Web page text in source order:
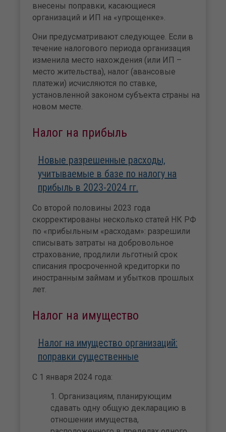
внесены поправки, касающиеся
организаций и ИП на «упрощенке».
Они предусматривают следующее. Если в
течение налогового периода организация
изменила место нахождения (или ИП –
место жительства), налог (авансовые
платежи) исчисляются по ставке,
установленной законом субъекта страны на
новом месте.
Налог на прибыль
Новые разрешенные расходы,
учитываемые в базе по налогу на
прибыль в 2023-2024 гг.
Со второй половины 2023 года
скорректированы несколько статей НК РФ
по «прибыльным «расходам»: разрешили
списывать затраты на добровольное
страхование, продлили льготный срок
списания просроченной кредиторки по
иностранным займам и убытков прошлых
лет.
Налог на имущество
Налог на имущество организаций:
поправки существенные
С 1 января 2024 года:
Организациям, планирующим
сдавать одну общую декларацию в
отношении имущества,